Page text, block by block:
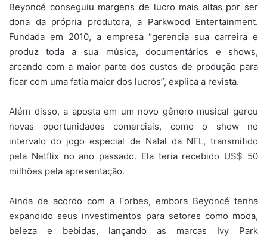
Beyoncé conseguiu margens de lucro mais altas por ser
dona da própria produtora, a Parkwood Entertainment.
Fundada em 2010, a empresa “gerencia sua carreira e
produz toda a sua música, documentários e shows,
arcando com a maior parte dos custos de produção para
ficar com uma fatia maior dos lucros”, explica a revista.
Além disso, a aposta em um novo gênero musical gerou
novas oportunidades comerciais, como o show no
intervalo do jogo especial de Natal da NFL, transmitido
pela Netflix no ano passado. Ela teria recebido US$ 50
milhões pela apresentação.
Ainda de acordo com a Forbes, embora Beyoncé tenha
expandido seus investimentos para setores como moda,
beleza e bebidas, lançando as marcas Ivy Park